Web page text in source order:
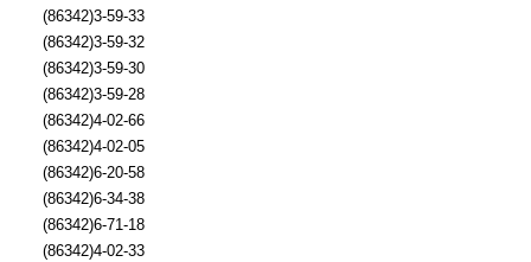
(86342)3-59-33
(86342)3-59-32
(86342)3-59-30
(86342)3-59-28
(86342)4-02-66
(86342)4-02-05
(86342)6-20-58
(86342)6-34-38
(86342)6-71-18
(86342)4-02-33